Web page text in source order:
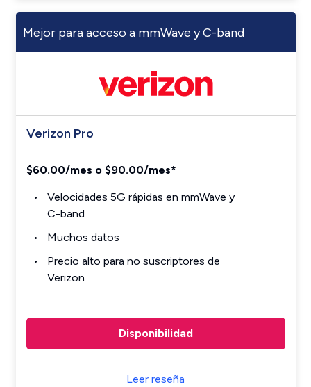
Mejor para acceso a mmWave y C-band
Verizon Pro
$60.00/mes o $90.00/mes*
Velocidades 5G rápidas en mmWave y
C-band
Muchos datos
Precio alto para no suscriptores de
Verizon
Disponibilidad
Leer reseña